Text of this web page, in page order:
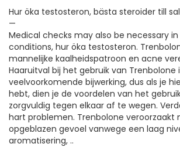
Hur öka testosteron, bästa steroider till
—
Medical checks may also be necessary
conditions, hur öka testosteron.
mannelijke kaalheidspatroon en acne
Haaruitval bij het gebruik van Trenbolone
veelvoorkomende bijwerking, dus als je
hebt, dien je de voordelen van het
zorgvuldig tegen elkaar af te wegen.
hart problemen. Trenbolone veroorzaakt
opgeblazen gevoel vanwege een laag
aromatisering, ..